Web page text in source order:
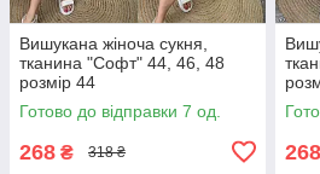
Вишукана жіноча сукня,
тканина "Софт" 44, 46, 48
розмір 44
Готово до відправки 7 од.
268 ₴ 318 ₴ 268